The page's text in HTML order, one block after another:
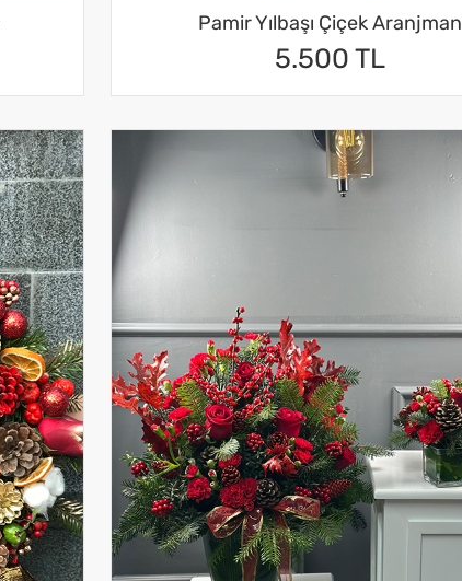
Pamir Yılbaşı Çiçek Aranjman
5.500 TL